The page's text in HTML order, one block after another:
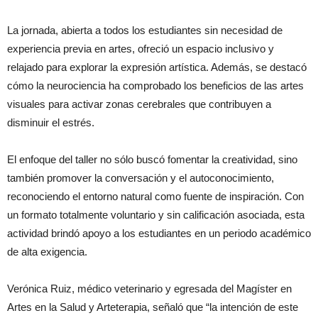
La jornada, abierta a todos los estudiantes sin necesidad de
experiencia previa en artes, ofreció un espacio inclusivo y
relajado para explorar la expresión artística. Además, se destacó
cómo la neurociencia ha comprobado los beneficios de las artes
visuales para activar zonas cerebrales que contribuyen a
disminuir el estrés.
El enfoque del taller no sólo buscó fomentar la creatividad, sino
también promover la conversación y el autoconocimiento,
reconociendo el entorno natural como fuente de inspiración. Con
un formato totalmente voluntario y sin calificación asociada, esta
actividad brindó apoyo a los estudiantes en un periodo académico
de alta exigencia.
Verónica Ruiz, médico veterinario y egresada del Magíster en
Artes en la Salud y Arteterapia, señaló que “la intención de este